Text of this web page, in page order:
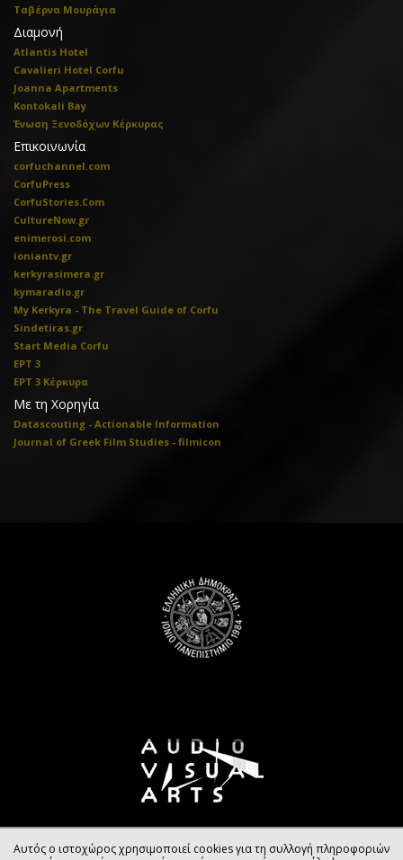
Ταβέρνα Μουράγια
Διαμονή
Atlantis Hotel
Cavalieri Hotel Corfu
Joanna Apartments
Kontokali Bay
Ένωση Ξενοδόχων Κέρκυρας
Επικοινωνία
corfuchannel.com
CorfuPress
CorfuStories.Com
CultureNow.gr
enimerosi.com
ioniantv.gr
kerkyrasimera.gr
kymaradio.gr
My Kerkyra - The Travel Guide of Corfu
Sindetiras.gr
Start Media Corfu
ΕΡΤ 3
ΕΡΤ 3 Κέρκυρα
Με τη Χορηγία
Datascouting - Actionable Information
Journal of Greek Film Studies - filmicon
Αυτός ο ιστοχώρος χρησιμοποιεί cookies για τη συλλογή πληροφοριών